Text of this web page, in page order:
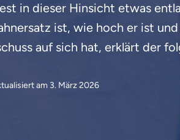
in dieser Hinsicht etwas
ist, wie hoch er ist
auf sich hat, erklärt der
am 3. März 2026